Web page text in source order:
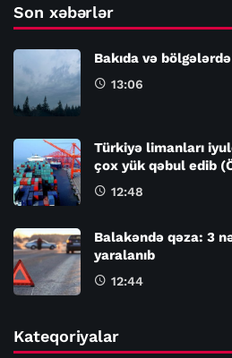
Son xəbərlər
Bakıda və
13:06
Türkiyə limanları
çox yük qəbul edib
12:48
Balakəndə qəza: 3
yaralanıb
12:44
Kateqoriyalar